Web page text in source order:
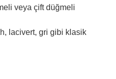
veya çift düğmeli
lacivert, gri gibi klasik